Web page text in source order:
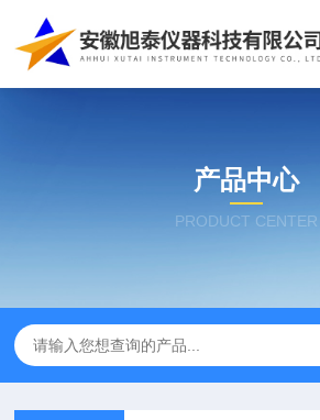
产品中心
PRODUCT CENTER